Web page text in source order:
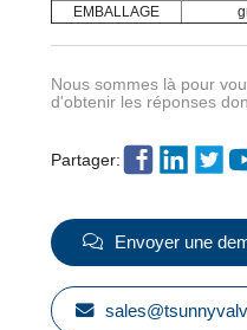
EMBALLAGE
Nous sommes là pour
d'obtenir les réponses
Partager:
Envoyer une